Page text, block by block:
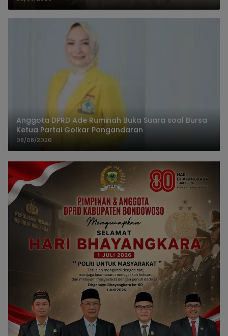
Anggota DPRD Ade Ruminah Buka Suara soal Bursa
Ketua Partai Golkar Pangandaran
08/08/2026